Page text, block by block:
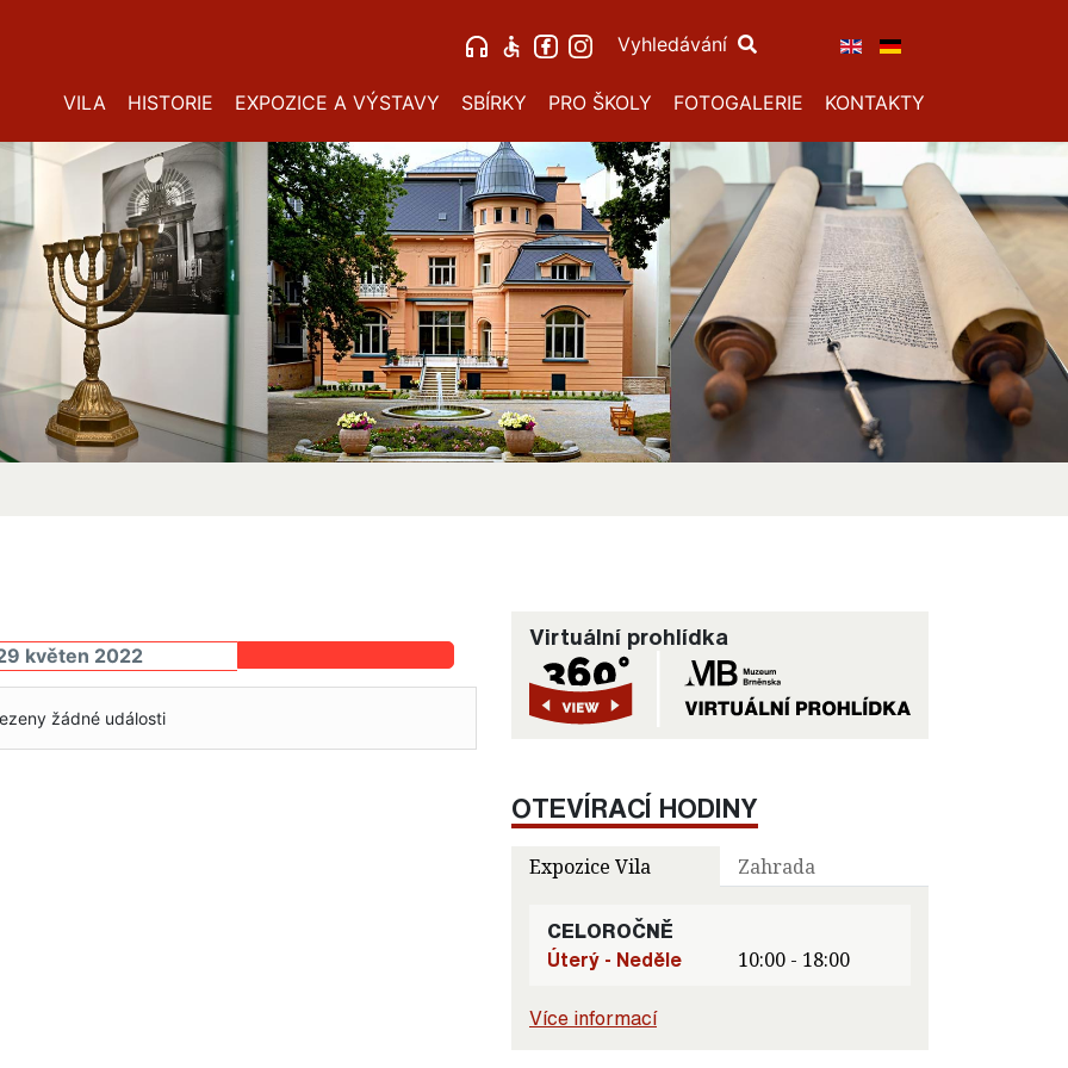
Vyhledávání
VILA HISTORIE EXPOZICE A VÝSTAVY SBÍRKY PRO ŠKOLY FOTOGALERIE KONTAKTY
květen 2022
žádné události
Virtuální prohlídka
OTEVÍRACÍ HODINY
Expozice Vila Zahrada
CELOROČNĚ
Úterý - Neděle
10:00 - 18:00
Více informací